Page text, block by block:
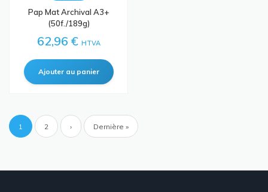
Pap Mat Archival A3+
(50f./189g)
62,96 € HTVA
Pagination
Page
1 Page
2 Page
› Dernière
Dernière »